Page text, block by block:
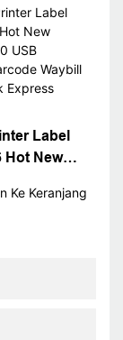
Label
Hot New
Ke Keranjang